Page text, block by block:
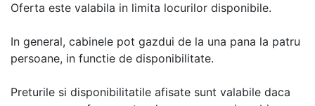
Oferta este valabila in limita locurilor disponibile.
In general, cabinele pot gazdui de la una pana la patru
persoane, in functie de disponibilitate.
Preturile si disponibilitatile afisate sunt valabile daca